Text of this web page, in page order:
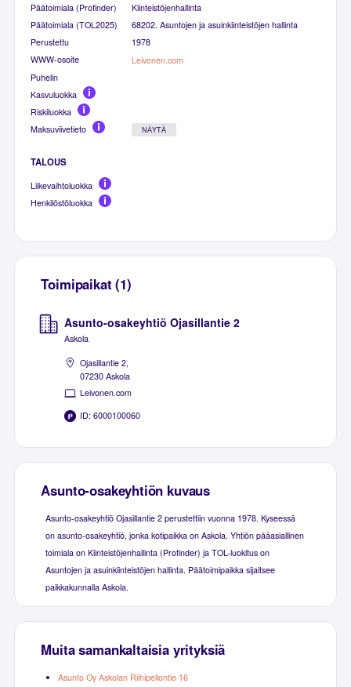
Päätoimiala (Profinder)
Kiinteistöjenhallinta
Päätoimiala (TOL2025)
68202. Asuntojen ja asuinkiinteistöjen hallinta
Perustettu
1978
WWW-osoite
Leivonen.com
Puhelin
Kasvuluokka
Riskiluokka
Maksuviivetieto
NÄYTÄ
TALOUS
Liikevaihtoluokka
Henkilöstöluokka
Toimipaikat (1)
Asunto-osakeyhtiö Ojasillantie 2
Askola
Ojasillantie 2,
07230 Askola
Leivonen.com
ID: 6000100060
Asunto-osakeyhtiön kuvaus
Asunto-osakeyhtiö Ojasillantie 2 perustettiin vuonna 1978. Kyseessä
on asunto-osakeyhtiö, jonka kotipaikka on Askola. Yhtiön pääasiallinen
toimiala on Kiinteistöjenhallinta (Profinder) ja TOL-luokitus on
Asuntojen ja asuinkiinteistöjen hallinta. Päätoimipaikka sijaitsee
paikkakunnalla Askola.
Muita samankaltaisia yrityksiä
Asunto Oy Askolan Riihipellontie 16